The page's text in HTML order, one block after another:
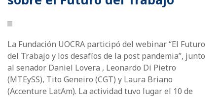
La Fundación UOCRA participó del webinar “El Futuro
del Trabajo y los desafíos de la post pandemia”, junto
al senador Daniel Lovera , Leonardo Di Pietro
(MTEySS), Tito Geneiro (CGT) y Laura Briano
(Accenture LatAm). La actividad tuvo lugar el 10 de